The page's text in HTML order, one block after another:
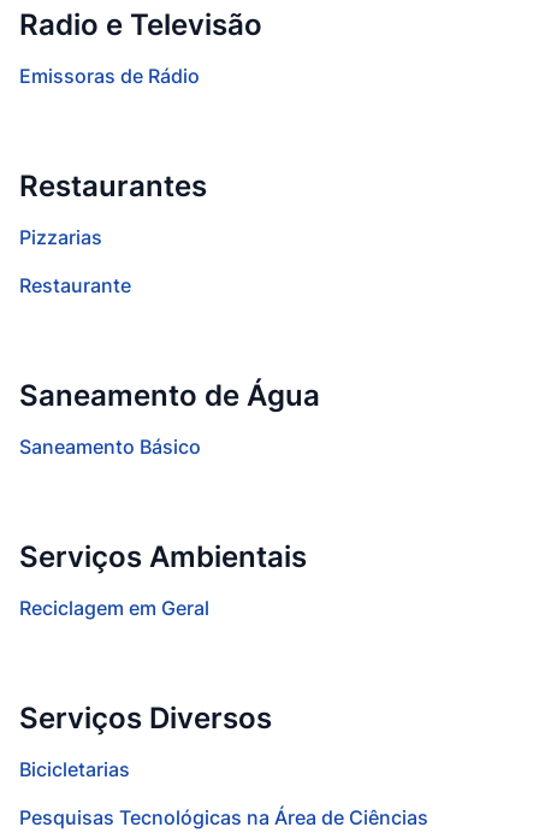
Radio e Televisão
Emissoras de Rádio
Restaurantes
Pizzarias
Restaurante
Saneamento de Água
Saneamento Básico
Serviços Ambientais
Reciclagem em Geral
Serviços Diversos
Bicicletarias
Pesquisas Tecnológicas na Área de Ciências